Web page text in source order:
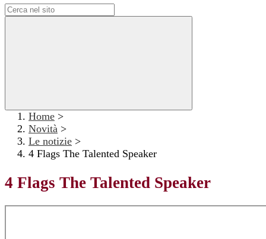
Home >
Novità >
Le notizie >
4 Flags The Talented Speaker
4 Flags The Talented Speaker